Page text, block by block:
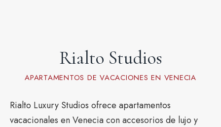
Rialto Studios
APARTAMENTOS DE VACACIONES EN VENECIA
Rialto Luxury Studios ofrece apartamentos
vacacionales en Venecia con accesorios de lujo y